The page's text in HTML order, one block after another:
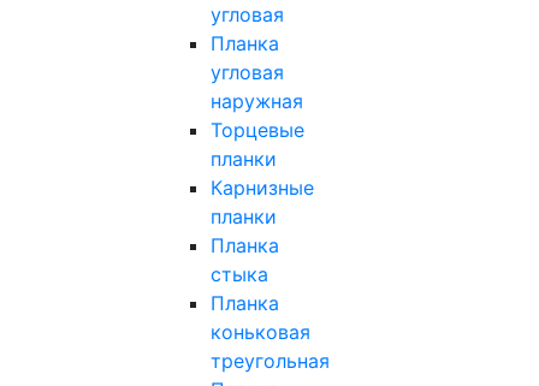
угловая
Планка
угловая
наружная
Торцевые
планки
Карнизные
планки
Планка
стыка
Планка
коньковая
треугольная